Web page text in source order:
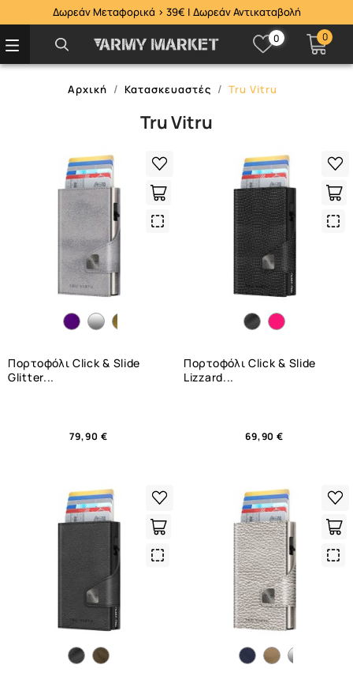
Δωρεάν Μεταφορικά > 39€ | Δωρεάν Αντικαταβολή
0 0
Αρχική Κατασκευαστές Tru Vitru
Tru Vitru
Πορτοφόλι Click & Slide
Glitter...
79,90 €
Quick
Πορτοφόλι Click & Slide
Lizzard...
69,90 €
Quick